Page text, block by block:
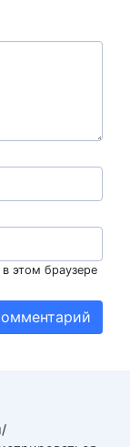
этом браузере